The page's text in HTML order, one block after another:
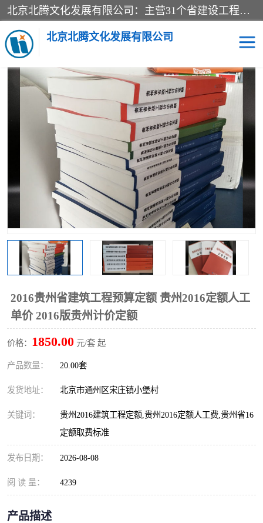
北京北腾文化发展有限公司：主营31个省建设工程预算书,工程预算软件,工程计价依据,工程造价定额,工程量清单计价定额,建设工程量消耗量定额,各行业工程预算定额,铁路定额,电力定额,矿山定额,*,黄金定额,钢铁企业检修定额,中石化安装检修定额,煤矿图书,医院书籍等.诚信的经营，在发展的同时公司不忘不断总结不断优化为客户的服务，和一如既往的热情赢得了新老客户的极高评价及青睐。
北京北腾文化发展有限公司
当前位置：首页>供应商机>贵州水利水电定额 > 2016贵州省建筑
工程预算定额 贵州2016定额人工单价 2016版贵州计价定额
2016贵州省建筑工程预算定额 贵州2016定额人工
单价 2016版贵州计价定额
价格： 1850.00 元/套 起
产品数量： 20.00套
发货地址： 北京市通州区宋庄镇小堡村
关键词：
贵州2016建筑工程定额,贵州2016定额人工费,贵州省16
定额取费标准
发布日期： 2026-08-08
阅 读 量： 4239
产品描述
医院图书 预算定额
电力图书 煤矿图书
铁路建设工程预算定额
电力行业工程预算定额 石油化工安装预算定额
新石油化工检修定额 石油化工概算定额数据
石油建设安装工程预算定 长输管道工程检修维修预
算定额
山东省工程预算定额 法律图书
电网技改,拆除,检修定额 炼油化工计价依据定额
信息通信建设工程预算定
额
火力发电机组检修定额
湖北建设工程消耗量定额
煤炭建设工程预算定额 钢铁检修工程预算定额
黄金矿山工程预算定额 冶金工业矿山建设工程预
算定额2
冶金工业建设工程预算定
额
人防工程预算定额
电子工程概预算定额